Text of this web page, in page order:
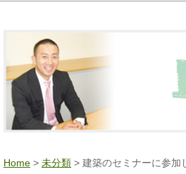
Home > 未分類 > 建築のセミナーに参加